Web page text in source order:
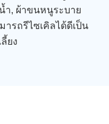
ำ, ผ้าขนหนูระบาย
รถรีไซเคิลได้ดีเป็น
ยง